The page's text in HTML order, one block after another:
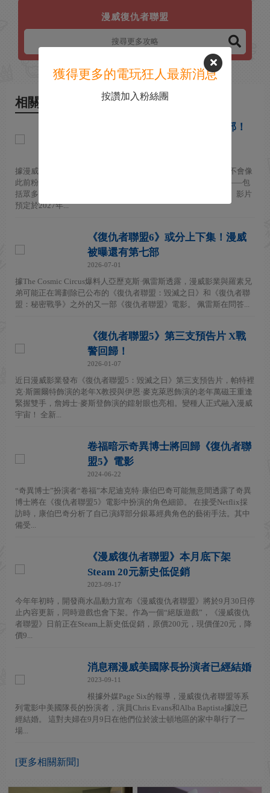
漫威復仇者聯盟
相關新聞
曝《復仇者聯盟6》不拆上下兩部！
據漫威影業總裁凱文·費奇確認，《復仇者聯盟：秘密戰爭》將不會像
此前粉絲預期的那樣分為上下兩部。所有已經規劃的劇情內容——包
括眾多事件和大量英雄角色——將全部容納在一部全長電影中。 影片
預定於2027年...
《復仇者聯盟6》或分上下集！漫威
被曝還有第七部
2026-07-01
據The Cosmic Circus爆料人亞歷克斯·佩雷斯透露，漫威影業與羅素兄
弟可能正在籌劃除已公布的《復仇者聯盟：毀滅之日》和《復仇者聯
盟：秘密戰爭》之外的又一部《復仇者聯盟》電影。 佩雷斯在問答...
《復仇者聯盟5》第三支預告片 X戰
警回歸！
2026-01-07
近日漫威影業發布《復仇者聯盟5：毀滅之日》第三支預告片，帕特裡
克·斯圖爾特飾演的老年X教授與伊恩·麥克萊恩飾演的老年萬磁王重逢
緊握雙手，詹姆士·麥斯登飾演的鐳射眼也亮相。變種人正式融入漫威
宇宙！ 全新...
卷福暗示奇異博士將回歸《復仇者聯
盟5》電影
2024-06-22
“奇異博士”扮演者“卷福”本尼迪克特·康伯巴奇可能無意間透露了奇異
博士將在《復仇者聯盟5》電影中扮演的角色細節。 在接受Netflix採
訪時，康伯巴奇分析了自己演繹部分銀幕經典角色的藝術手法。其中
備受...
《漫威復仇者聯盟》本月底下架
Steam 20元新史低促銷
2023-09-17
今年年初時，開發商水晶動力宣布《漫威復仇者聯盟》將於9月30日停
止內容更新，同時遊戲也會下架。作為一個“絕版遊戲”，《漫威復仇
者聯盟》日前正在Steam上新史低促銷，原價200元，現價僅20元，降
價9...
消息稱漫威美國隊長扮演者已經結婚
2023-09-11
根據外媒Page Six的報導，漫威復仇者聯盟等系
列電影中美國隊長的扮演者，演員Chris Evans和Alba Baptista據說已
經結婚。 這對夫婦在9月9日在他們位於波士頓地區的家中舉行了一
場...
[更多相關新聞]
獲得更多的電玩狂人最新消息
按讚加入粉絲團